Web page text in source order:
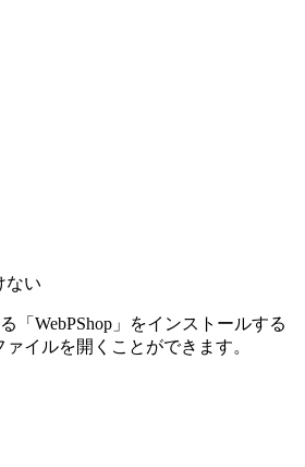
ない
「WebPShop」をインストールする
ァイルを開くことができます。